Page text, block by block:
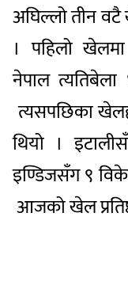
अघिल्लो तीन
। पहिलो
नेपाल
त्यसपछिका
थियो ।
इण्डिजसँग ९
आजको खेल